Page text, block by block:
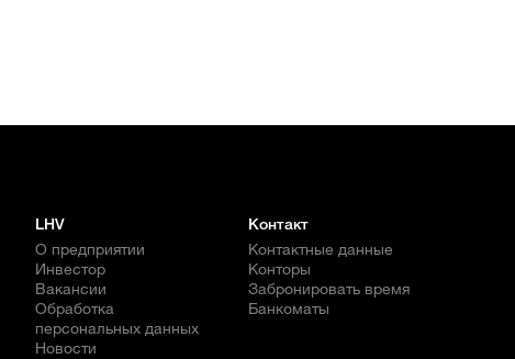
LHV
О предприятии
Инвестор
Вакансии
Обработка
персональных данных
Новости
Контакт
Контактные данные
Конторы
Забронировать время
Банкоматы